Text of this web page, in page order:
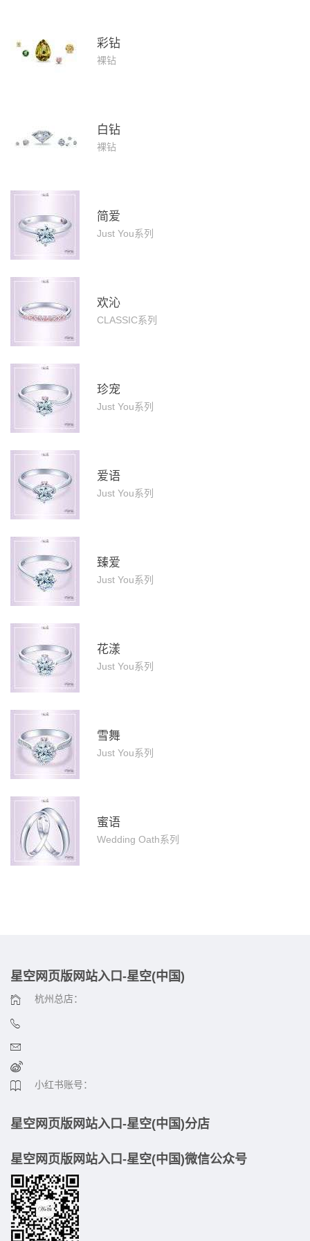
彩钻
裸钻
白钻
裸钻
简爱
Just You系列
欢沁
CLASSIC系列
珍宠
Just You系列
爱语
Just You系列
臻爱
Just You系列
花漾
Just You系列
雪舞
Just You系列
蜜语
Wedding Oath系列
星空网页版网站入口-星空(中国)
杭州总店：
小红书账号：
星空网页版网站入口-星空(中国)分店
星空网页版网站入口-星空(中国)微信公众号